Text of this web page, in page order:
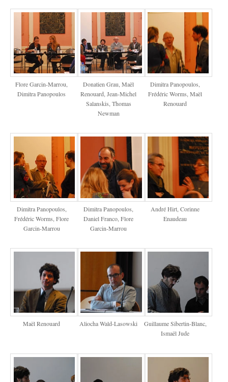
Flore Garcin-Marrou,
Dimitra Panopoulos
Donatien Grau, Maël
Renouard, Jean-Michel
Salanskis, Thomas
Newman
Dimitra Panopoulos,
Frédéric Worms, Maël
Renouard
Dimitra Panopoulos,
Frédéric Worms, Flore
Garcin-Marrou
Dimitra Panopoulos,
Daniel Franco, Flore
Garcin-Marrou
André Hirt, Corinne
Enaudeau
Maël Renouard Aliocha Wald-Lasowski
Guillaume Sibertin-Blanc,
Ismaël Jude